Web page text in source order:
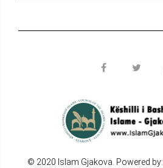
© 2020 Islam Gjakova. Powered by: